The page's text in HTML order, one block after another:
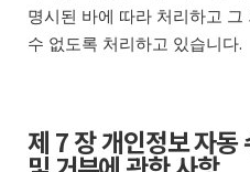
명시된 바에 따라 처리하고
수 없도록 처리하고 있습니다.
제 7 장 개인정보 자동